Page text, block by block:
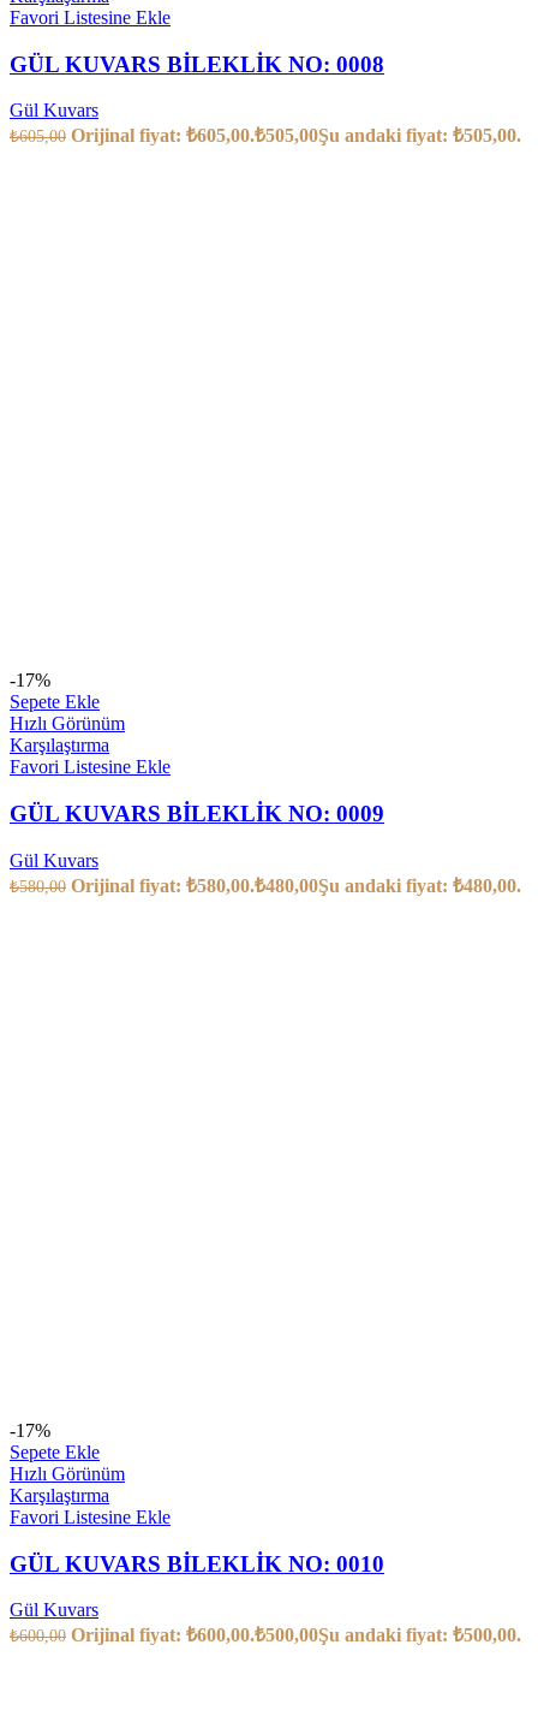
Favori Listesine Ekle
GÜL KUVARS BİLEKLİK NO: 0008
Gül Kuvars
₺605,00 Orijinal fiyat: ₺605,00.₺505,00Şu andaki fiyat: ₺505,00.
-17%
Sepete Ekle
Hızlı Görünüm
Karşılaştırma
Favori Listesine Ekle
GÜL KUVARS BİLEKLİK NO: 0009
Gül Kuvars
₺580,00 Orijinal fiyat: ₺580,00.₺480,00Şu andaki fiyat: ₺480,00.
-17%
Sepete Ekle
Hızlı Görünüm
Karşılaştırma
Favori Listesine Ekle
GÜL KUVARS BİLEKLİK NO: 0010
Gül Kuvars
₺600,00 Orijinal fiyat: ₺600,00.₺500,00Şu andaki fiyat: ₺500,00.